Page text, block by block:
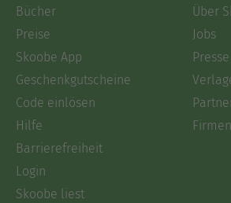
Bücher
Preise
Skoobe App
Geschenkgutscheine
Code einlösen
Hilfe
Barrierefreiheit
Login
Skoobe liest
Über
Jobs
Presse